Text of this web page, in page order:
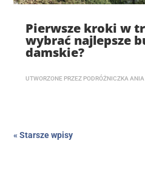
Pierwsze kroki w
wybrać najlepsze
damskie?
UTWORZONE PRZEZ PODRÓŻNICZKA ANIA
« Starsze wpisy